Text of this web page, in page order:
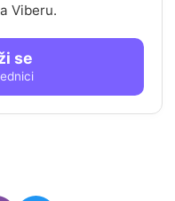
Viberu.
se